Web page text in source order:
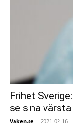
Frihet
se sina
Vaken.se - 2021-02-16